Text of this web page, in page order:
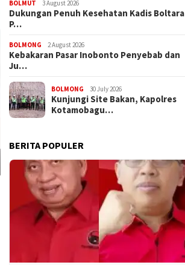
BOLMUT 3 August 2026
Dukungan Penuh Kesehatan Kadis Boltara
P…
BOLMONG 2 August 2026
Kebakaran Pasar Inobonto Penyebab dan
Ju…
BOLMONG 30 July 2026
Kunjungi Site Bakan, Kapolres
Kotamobagu…
BERITA POPULER